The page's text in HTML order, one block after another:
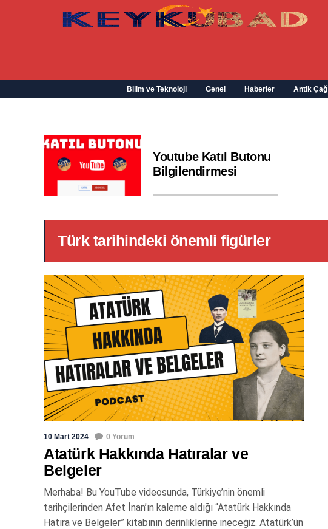
Bilim ve Teknoloji Genel Haberler Antik Çağ
Youtube Katıl Butonu
Bilgilendirmesi
Türk tarihindeki önemli figürler
10 Mart 2024 0 Yorum
Atatürk Hakkında Hatıralar ve
Belgeler
Merhaba! Bu YouTube videosunda, Türkiye’nin önemli
tarihçilerinden Afet İnan’ın kaleme aldığı “Atatürk Hakkında
Hatıra ve Belgeler” kitabının derinliklerine ineceğiz. Atatürk’ün